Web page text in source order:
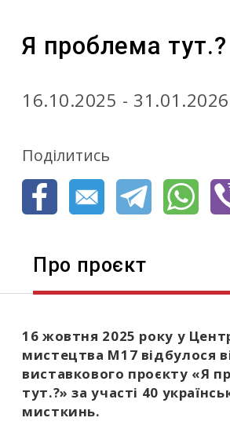
Я проблема тут.?
16.10.2025 - 31.01.2026
Поділитись
Про проєкт
16 жовтня 2025 року у
мистецтва М17 відбулося
виставкового проєкту «Я
тут.?» за участі 40
мисткинь.